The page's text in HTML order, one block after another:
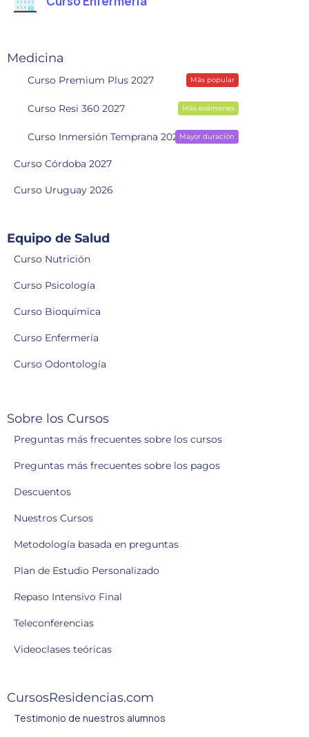
Medicina
Curso Premium Plus 2027 Más popular
Curso Resi 360 2027 Más exámenes
Curso Inmersión Temprana 2028Mayor duración
Curso Córdoba 2027
Curso Uruguay 2026
Equipo de Salud
Curso Nutrición
Curso Psicología
Curso Bioquímica
Curso Enfermería
Curso Odontología
Sobre los Cursos
Preguntas más frecuentes sobre los cursos
Preguntas más frecuentes sobre los pagos
Descuentos
Nuestros Cursos
Metodología basada en preguntas
Plan de Estudio Personalizado
Repaso Intensivo Final
Teleconferencias
Videoclases teóricas
CursosResidencias.com
Testimonio de nuestros alumnos